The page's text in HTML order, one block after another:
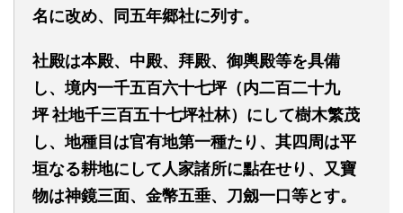
名に改め、同五年郷社に列す。
社殿は本殿、中殿、拜殿、御輿殿等を具備
し、境内一千五百六十七坪（内二百二十九
坪社地千三百五十七坪社林） にして樹木繁茂
し、地種目は官有地第一種たり、其四周は平
垣なる耕地にして人家諸所に點在せり、又寶
物は神鏡三面、金幣五垂、刀劔一口等とす。